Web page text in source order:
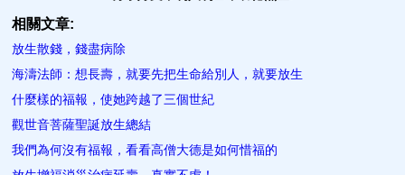
相關文章:
放生散錢，錢盡病除
海濤法師：想長壽，就要先把生命給別人，就要放生
什麼樣的福報，使她跨越了三個世紀
觀世音菩薩聖誕放生總結
我們為何沒有福報，看看高僧大德是如何惜福的